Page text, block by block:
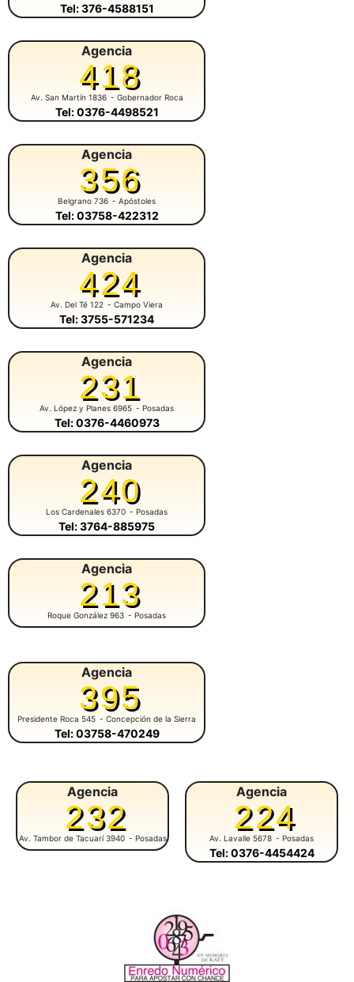
Tel: 376-4588151
Agencia
418
Av. San Martín 1836 - Gobernador Roca
Tel: 0376-4498521
Agencia
356
Belgrano 736 - Apóstoles
Tel: 03758-422312
Agencia
424
Av. Del Té 122 - Campo Viera
Tel: 3755-571234
Agencia
231
Av. López y Planes 6965 - Posadas
Tel: 0376-4460973
Agencia
240
Los Cardenales 6370 - Posadas
Tel: 3764-885975
Agencia
213
Roque González 963 - Posadas
Agencia
395
Presidente Roca 545 - Concepción de la Sierra
Tel: 03758-470249
Agencia
232
Av. Tambor de Tacuarí 3940 - Posadas
Agencia
224
Av. Lavalle 5678 - Posadas
Tel: 0376-4454424